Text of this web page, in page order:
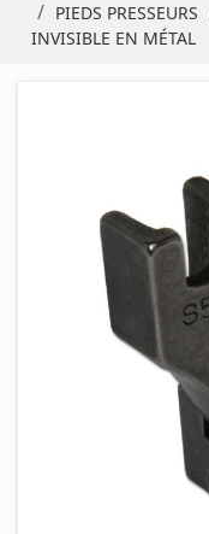
PIEDS PRESSEURS
INVISIBLE EN MÉTAL